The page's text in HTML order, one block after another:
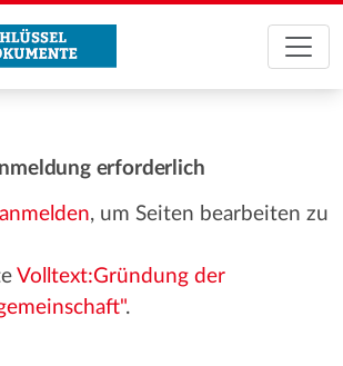
erforderlich
anmelden, um Seiten bearbeiten zu
Volltext:Gründung der
.